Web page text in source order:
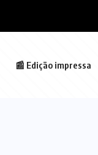
📰 Edição impressa